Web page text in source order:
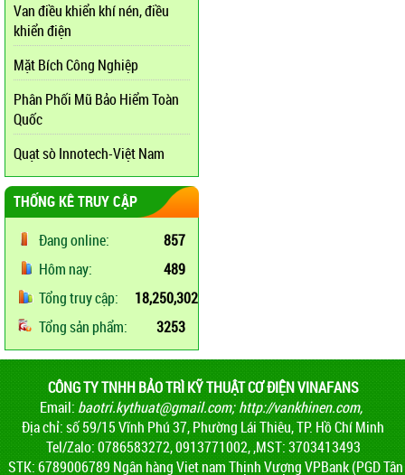
Van điều khiển khí nén, điều
khiển điện
Mặt Bích Công Nghiệp
Phân Phối Mũ Bảo Hiểm Toàn
Quốc
Quạt sò Innotech-Việt Nam
THỐNG KÊ TRUY CẬP
Đang online:
857
Hôm nay:
489
Tổng truy cập:
18,250,302
Tổng sản phẩm:
3253
CÔNG TY TNHH BẢO TRÌ KỸ THUẬT CƠ ĐIỆN VINAFANS
Email: baotri.kythuat@gmail.com;http://vankhinen.com,
Địa chỉ: số 59/15 Vĩnh Phú 37, Phường Lái Thiêu, TP. Hồ Chí Minh
Tel/Zalo: 0786583272, 0913771002, ,MST: 3703413493
STK: 6789006789 Ngân hàng Viet nam Thịnh Vượng VPBank (PGD Tân